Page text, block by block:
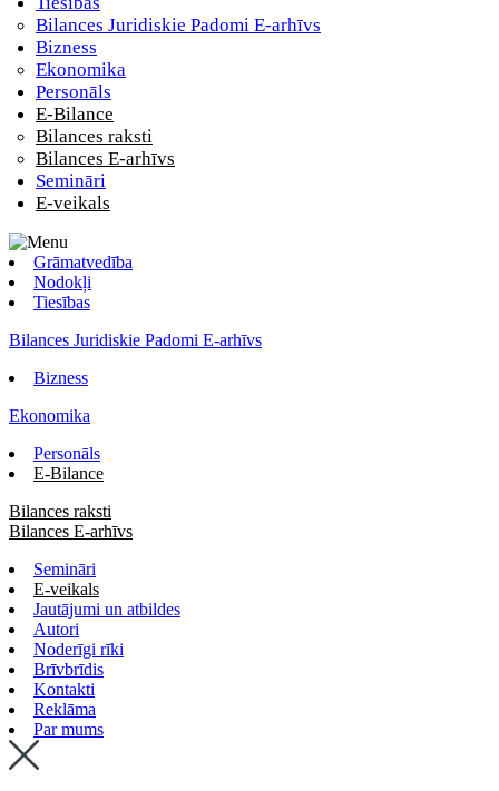
Bilances Juridiskie Padomi E-arhīvs
Bizness
Ekonomika
Personāls
E-Bilance
Bilances raksti
Bilances E-arhīvs
Semināri
E-veikals
Grāmatvedība
Nodokļi
Tiesības
Bilances Juridiskie Padomi E-arhīvs
Bizness
Ekonomika
Personāls
E-Bilance
Bilances raksti
Bilances E-arhīvs
Semināri
E-veikals
Jautājumi un atbildes
Autori
Noderīgi rīki
Brīvbrīdis
Kontakti
Reklāma
Par mums